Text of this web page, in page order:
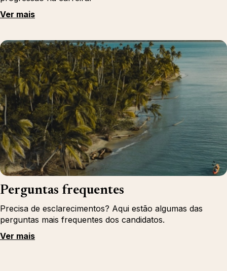
Ver mais
Perguntas frequentes
Precisa de esclarecimentos? Aqui estão algumas das
perguntas mais frequentes dos candidatos.
Ver mais